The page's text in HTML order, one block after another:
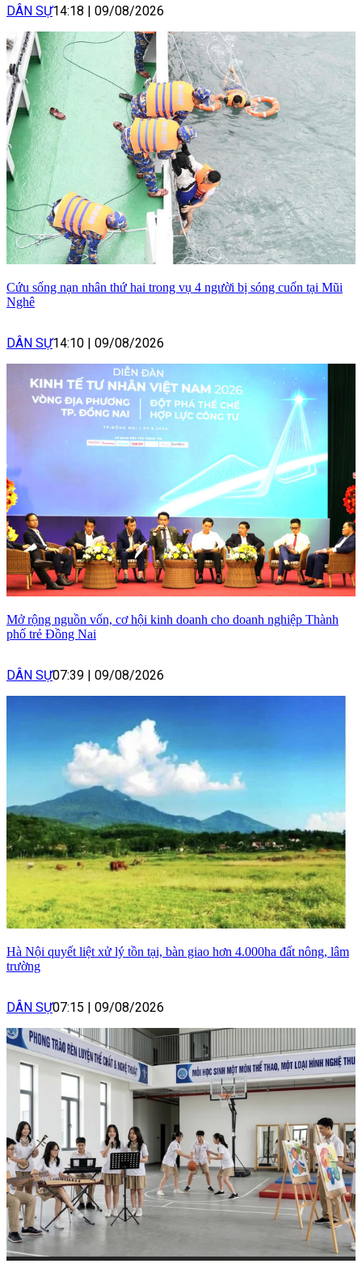
DÂN SỰ14:18 09/08/2026
Cứu sống nạn nhân thứ hai trong vụ 4 người bị sóng cuốn tại Mũi
Nghê
DÂN SỰ14:10 09/08/2026
Mở rộng nguồn vốn, cơ hội kinh doanh cho doanh nghiệp Thành
phố trẻ Đồng Nai
DÂN SỰ07:39 09/08/2026
Hà Nội quyết liệt xử lý tồn tại, bàn giao hơn 4.000ha đất nông, lâm
trường
DÂN SỰ07:15 09/08/2026